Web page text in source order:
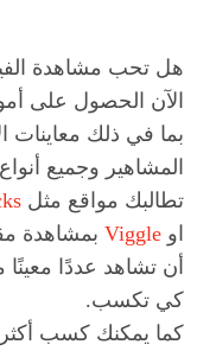
هل تحب مشاهدة
الآن الحصول على
بما في ذلك معاينات
المشاهير وجميع
تطالبك مواقع مثل
او Viggle بمشاهدة
أن تشاهد عددًا
كي تكسب.